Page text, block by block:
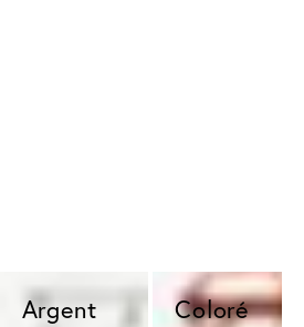
Argent Coloré